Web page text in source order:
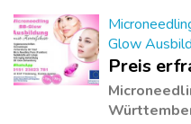
Glow
Preis